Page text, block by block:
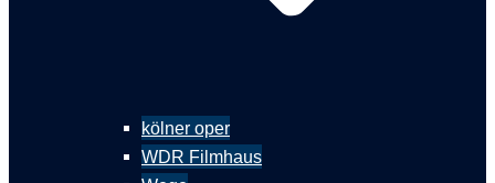
kölner oper
WDR Filmhaus